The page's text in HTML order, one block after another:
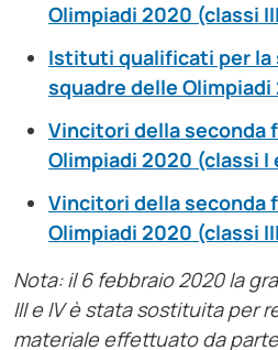
Olimpiadi 2020 (classi
Istituti qualificati per la
squadre delle Olimpiadi
Vincitori della seconda
Olimpiadi 2020 (classi I
Vincitori della seconda
Olimpiadi 2020 (classi
Nota: il 6 febbraio 2020 la
III e IV è stata sostituita per
materiale effettuato da